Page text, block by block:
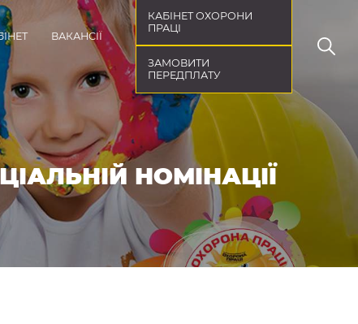
ВАКАНСІЇ
КАБІНЕТ ОХОРОНИ
ПРАЦІ
ЗАМОВИТИ
ПЕРЕДПЛАТУ
НОМІНАЦІЇ